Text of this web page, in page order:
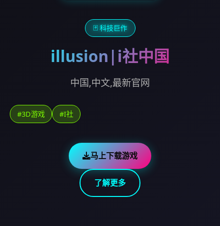
🃏 科技巨作
illusion|i社中国
中国,中文,最新官网
#3D游戏 #I社
马上下载游戏
了解更多